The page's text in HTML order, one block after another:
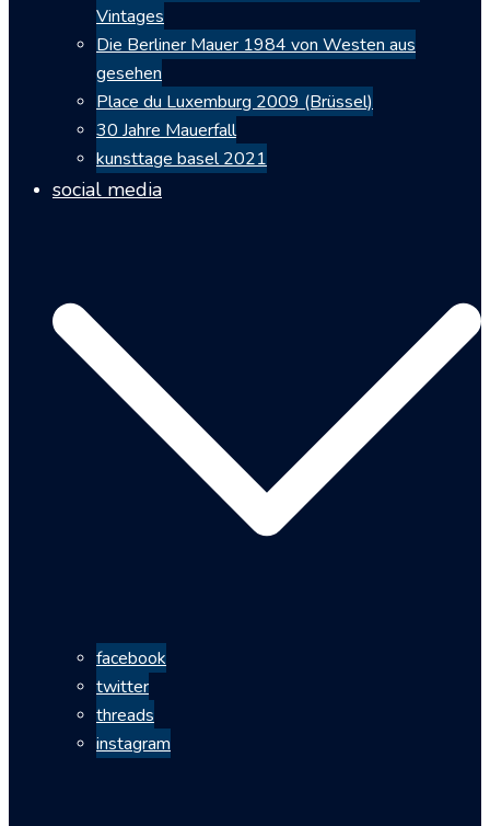
Vintages
Die Berliner Mauer 1984 von Westen aus
gesehen
Place du Luxemburg 2009 (Brüssel)
30 Jahre Mauerfall
kunsttage basel 2021
social media
facebook
twitter
threads
instagram